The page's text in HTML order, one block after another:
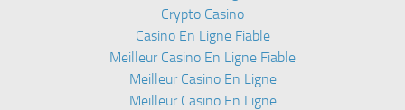
Crypto Casino
Casino En Ligne Fiable
Meilleur Casino En Ligne Fiable
Meilleur Casino En Ligne
Meilleur Casino En Ligne